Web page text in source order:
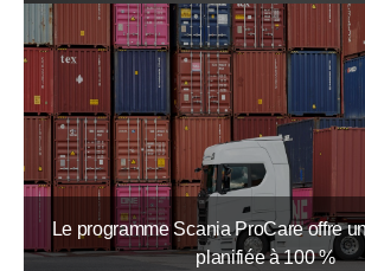
Le programme Scania ProCare offre
planifiée à 100 %